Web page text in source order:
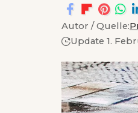
Autor / Quelle:
Update 1.